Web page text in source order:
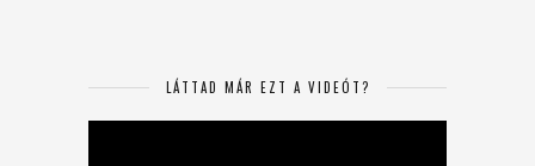
LÁTTAD MÁR EZT A VIDEÓT?